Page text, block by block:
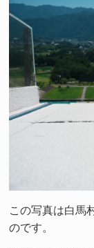
この写真は白馬
のです。